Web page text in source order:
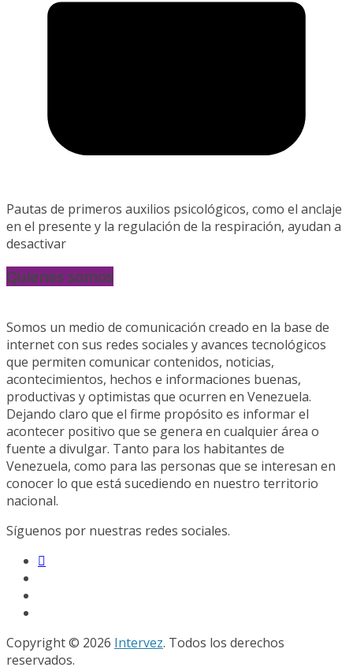
Pautas de primeros auxilios psicológicos, como el anclaje
en el presente y la regulación de la respiración, ayudan a
desactivar
Quienes somos
Somos un medio de comunicación creado en la base de
internet con sus redes sociales y avances tecnológicos
que permiten comunicar contenidos, noticias,
acontecimientos, hechos e informaciones buenas,
productivas y optimistas que ocurren en Venezuela.
Dejando claro que el firme propósito es informar el
acontecer positivo que se genera en cualquier área o
fuente a divulgar. Tanto para los habitantes de
Venezuela, como para las personas que se interesan en
conocer lo que está sucediendo en nuestro territorio
nacional.
Síguenos por nuestras redes sociales.
Copyright © 2026 Intervez. Todos los derechos
reservados.